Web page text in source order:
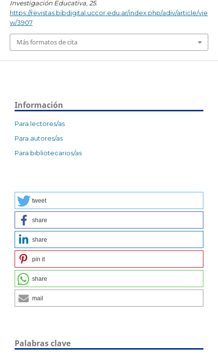
Investigación Educativa, 25.
https://revistas.bibdigital.uccor.edu.ar/index.php/adiv/article/vie
w/3907
Más formatos de cita
Información
Para lectores/as
Para autores/as
Para bibliotecarios/as
tweet
share
share
pin it
share
mail
Palabras clave